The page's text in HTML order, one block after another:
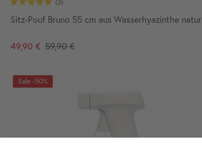
Sitz-Pouf Bruno 55 cm aus Wasserhyazinthe natur
49,90 € 59,90 €
-50%